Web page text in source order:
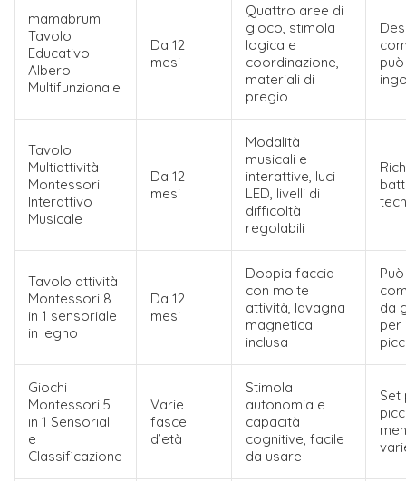
mamabrum
Tavolo
Educativo
Albero
Multifunzionale
Da 12
mesi
Quattro aree di
gioco, stimola
logica e
coordinazione,
materiali di
pregio
Tavolo
Multiattività
Montessori
Interattivo
Musicale
Da 12
mesi
Modalità
musicali e
interattive, luci
LED, livelli di
difficoltà
regolabili
Tavolo attività
Montessori 8
in 1 sensoriale
in legno
Da 12
mesi
Doppia faccia
con molte
attività, lavagna
magnetica
inclusa
da
per
Giochi
Montessori 5
in 1 Sensoriali
e
Classificazione
Varie
fasce
d’età
Stimola
autonomia e
capacità
cognitive, facile
da usare
Set